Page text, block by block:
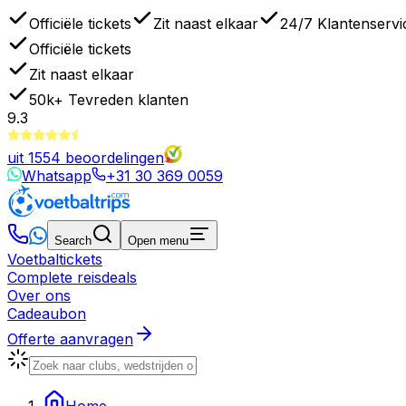
Officiële tickets Zit naast elkaar
24/7
Officiële tickets
Zit naast elkaar
50k+ Tevreden klanten
9.3
uit 1554 beoordelingen
Whatsapp
+31 30 369 0059
Search Open menu
Voetbaltickets
Complete reisdeals
Over ons
Cadeaubon
Offerte aanvragen